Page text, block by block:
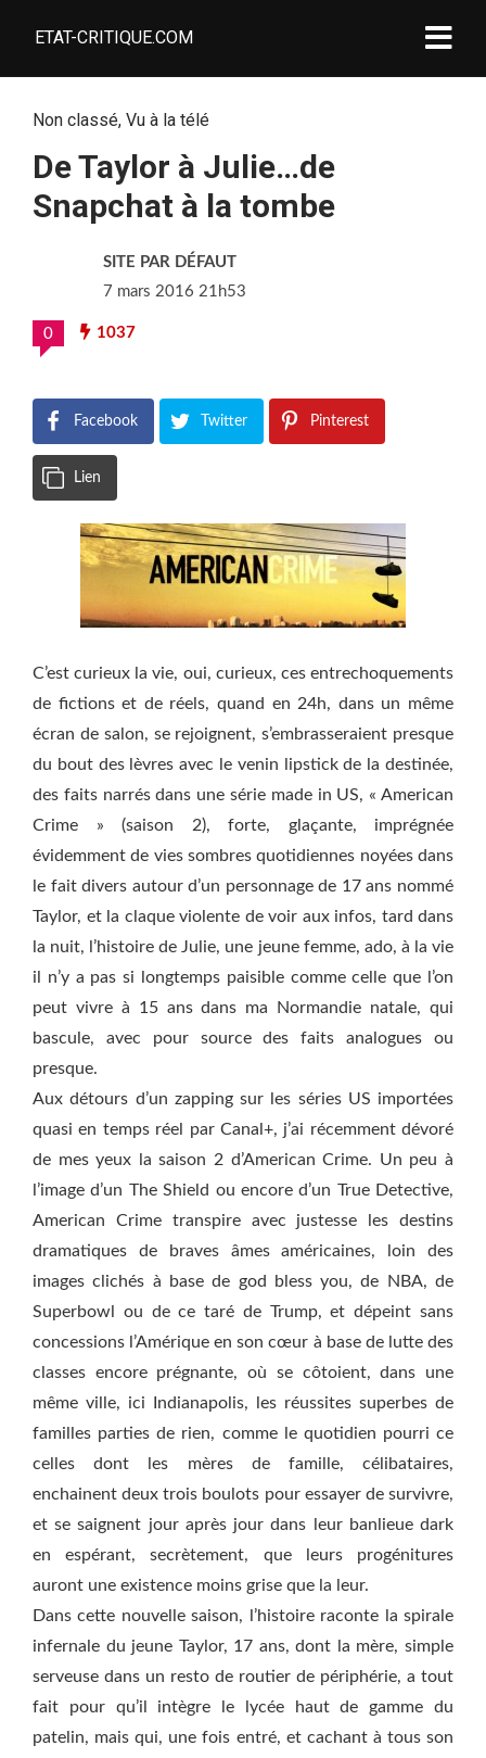
ETAT-CRITIQUE.COM
Non classé, Vu à la télé
De Taylor à Julie…de
Snapchat à la tombe
SITE PAR DÉFAUT
7 mars 2016 21h53
0 1037
Facebook Twitter Pinterest
Lien
C’est curieux la vie, oui, curieux, ces entrechoquements
de fictions et de réels, quand en 24h, dans un même
écran de salon, se rejoignent, s’embrasseraient presque
du bout des lèvres avec le venin lipstick de la destinée,
des faits narrés dans une série made in US, « American
Crime » (saison 2), forte, glaçante, imprégnée
évidemment de vies sombres quotidiennes noyées dans
le fait divers autour d’un personnage de 17 ans nommé
Taylor, et la claque violente de voir aux infos, tard dans
la nuit, l’histoire de Julie, une jeune femme, ado, à la vie
il n’y a pas si longtemps paisible comme celle que l’on
peut vivre à 15 ans dans ma Normandie natale, qui
bascule, avec pour source des faits analogues ou
presque.
Aux détours d’un zapping sur les séries US importées
quasi en temps réel par Canal+, j’ai récemment dévoré
de mes yeux la saison 2 d’American Crime. Un peu à
l’image d’un The Shield ou encore d’un True Detective,
American Crime transpire avec justesse les destins
dramatiques de braves âmes américaines, loin des
images clichés à base de god bless you, de NBA, de
Superbowl ou de ce taré de Trump, et dépeint sans
concessions l’Amérique en son cœur à base de lutte des
classes encore prégnante, où se côtoient, dans une
même ville, ici Indianapolis, les réussites superbes de
familles parties de rien, comme le quotidien pourri ce
celles dont les mères de famille, célibataires,
enchainent deux trois boulots pour essayer de survivre,
et se saignent jour après jour dans leur banlieue dark
en espérant, secrètement, que leurs progénitures
auront une existence moins grise que la leur.
Dans cette nouvelle saison, l’histoire raconte la spirale
infernale du jeune Taylor, 17 ans, dont la mère, simple
serveuse dans un resto de routier de périphérie, a tout
fait pour qu’il intègre le lycée haut de gamme du
patelin, mais qui, une fois entré, et cachant à tous son